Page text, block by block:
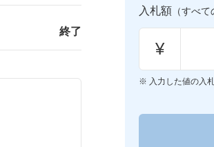
終了
入札額 （すべ
¥
入力した値の入